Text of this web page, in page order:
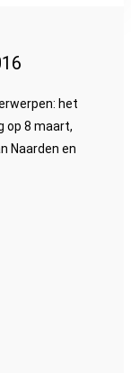
het
op 8 maart,
Naarden en